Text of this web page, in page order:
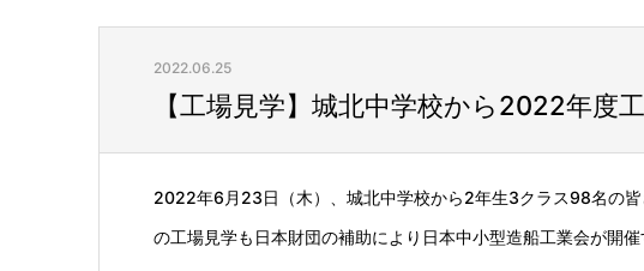
2022.06.25
【工場見学】城北中学校から2022年度
2022年6月23日（木）、城北中学校から2年生3クラス98名の
の工場見学も日本財団の補助により日本中小型造船工業会が開